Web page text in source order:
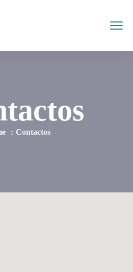
Contactos